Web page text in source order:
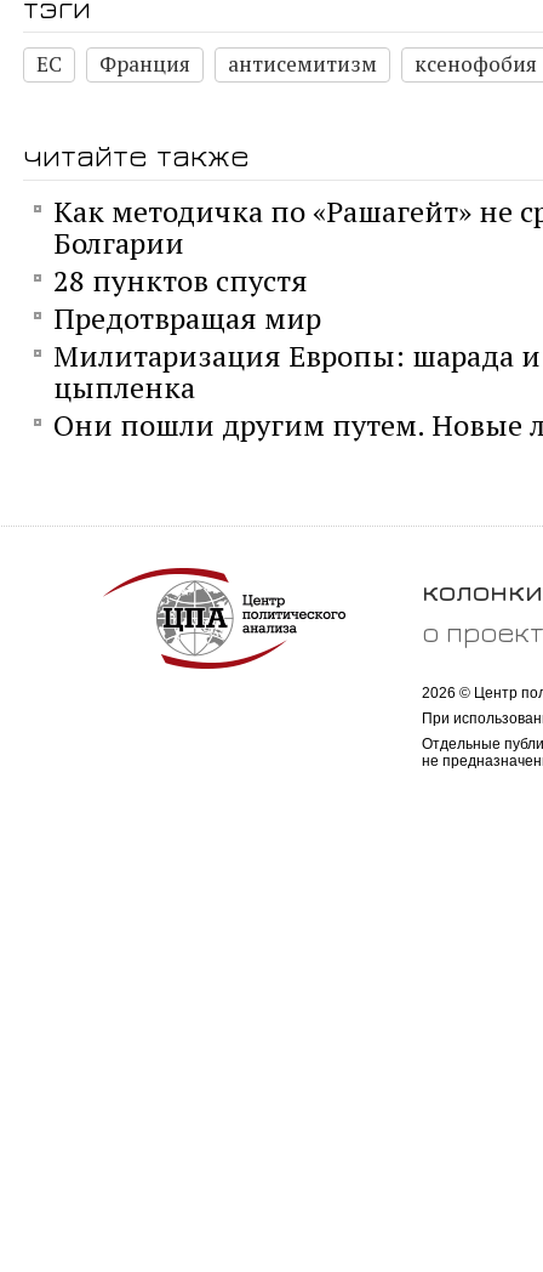
ЕС Франция антисемитизм ксенофобия
читайте также
Как методичка по «Рашагейт» не
Болгарии
28 пунктов спустя
Предотвращая мир
Милитаризация Европы: шарада и
цыпленка
Они пошли другим путем. Новые
колонки
о
2026 © Центр
При
Отдельные
не